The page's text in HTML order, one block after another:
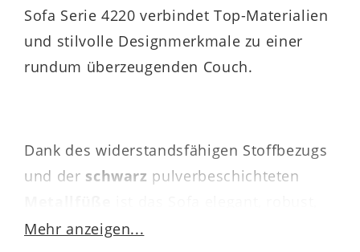
Sofa Serie 4220 verbindet Top-Materialien
und stilvolle Designmerkmale zu einer
rundum überzeugenden Couch.
Dank des widerstandsfähigen Stoffbezugs
und der schwarz pulverbeschichteten
stabil und langlebig. Farblich präsentiert
Mehr anzeigen...